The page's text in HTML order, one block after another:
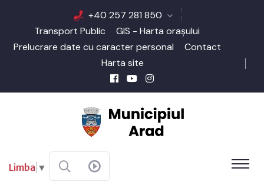
+40 257 281 850
Transport Public
GIS - Harta orașului
Prelucrare date cu caracter personal
Contact
Harta site
Limba ▼